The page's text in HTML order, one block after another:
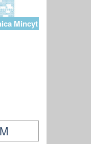
Mincyt